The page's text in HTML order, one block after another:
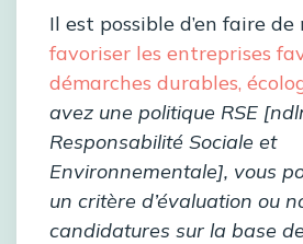
Il est possible d’en faire
favoriser les entreprises
démarches durables,
avez une politique RSE
Responsabilité Sociale et
Environnementale], vous
un critère d’évaluation ou
candidatures sur la base